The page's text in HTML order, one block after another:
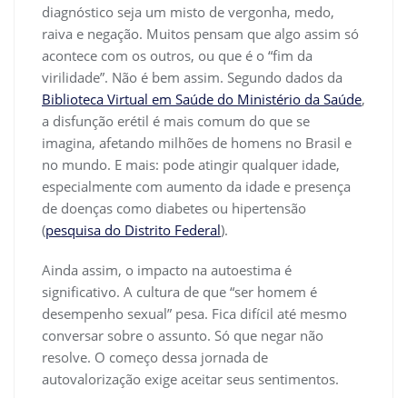
diagnóstico seja um misto de vergonha, medo,
raiva e negação. Muitos pensam que algo assim só
acontece com os outros, ou que é o “fim da
virilidade”. Não é bem assim. Segundo dados da
Biblioteca Virtual em Saúde do Ministério da Saúde,
a disfunção erétil é mais comum do que se
imagina, afetando milhões de homens no Brasil e
no mundo. E mais: pode atingir qualquer idade,
especialmente com aumento da idade e presença
de doenças como diabetes ou hipertensão
(pesquisa do Distrito Federal).
Ainda assim, o impacto na autoestima é
significativo. A cultura de que “ser homem é
desempenho sexual” pesa. Fica difícil até mesmo
conversar sobre o assunto. Só que negar não
resolve. O começo dessa jornada de
autovalorização exige aceitar seus sentimentos.